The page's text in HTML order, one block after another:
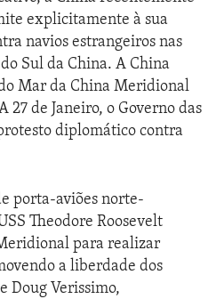
explicitamente à sua
navios estrangeiros nas
Sul da China. A China
Mar da China Meridional
27 de Janeiro, o Governo das
diplomático contra
porta-aviões norte-
Theodore Roosevelt
para realizar
a liberdade dos
Doug Verissimo,